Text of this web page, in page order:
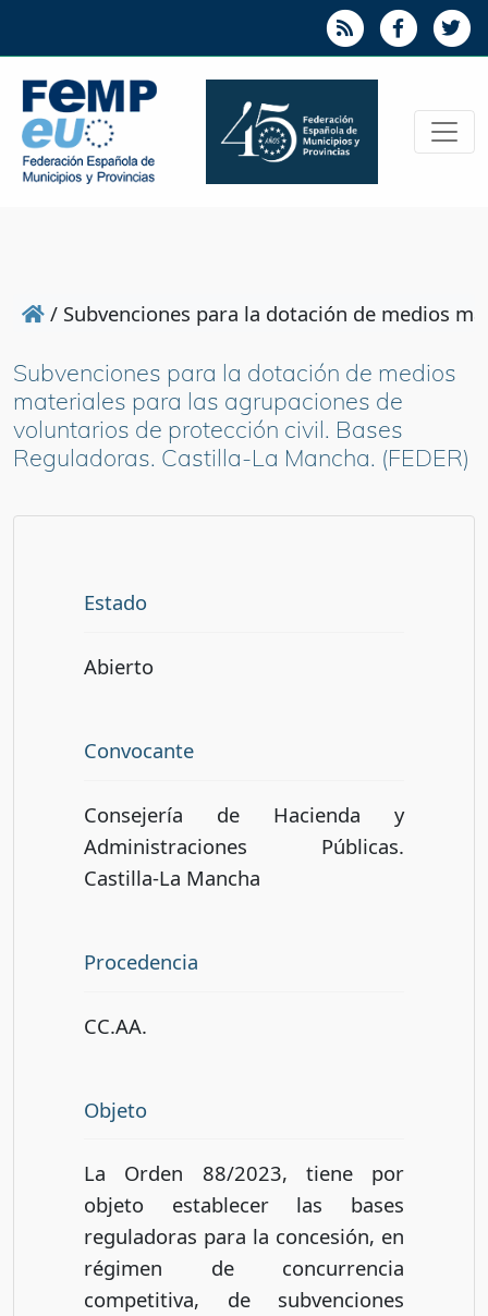
/ Subvenciones para la dotación de medios
Subvenciones para la dotación de medios
materiales para las agrupaciones de
voluntarios de protección civil. Bases
Reguladoras. Castilla-La Mancha. (FEDER)
Estado
Abierto
Convocante
Consejería de Hacienda y
Administraciones Públicas.
Castilla-La Mancha
Procedencia
CC.AA.
Objeto
La Orden 88/2023, tiene por
objeto establecer las bases
reguladoras para la concesión, en
régimen de concurrencia
competitiva, de subvenciones